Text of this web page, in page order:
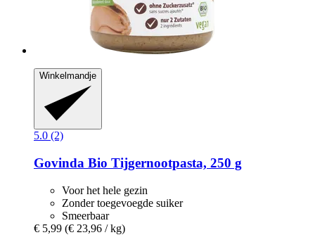
Winkelmandje
5.0 (2)
Govinda Bio Tijgernootpasta, 250 g
Voor het hele gezin
Zonder toegevoegde suiker
Smeerbaar
€ 5,99 (€ 23,96 / kg)